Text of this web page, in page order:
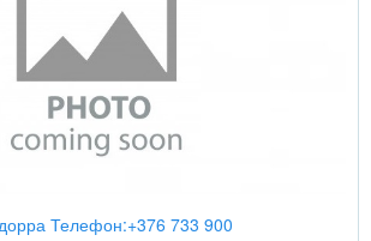
Телефон:+376 733 900